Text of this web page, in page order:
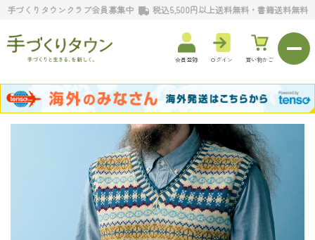
手づくりタウンクラブ会員募集中 税込5,500円以上送料無料・書籍送料無料
会員登録 ログイン 買い物かご